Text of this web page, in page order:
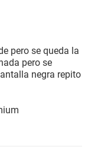
pero se queda la
pero se
negra repito